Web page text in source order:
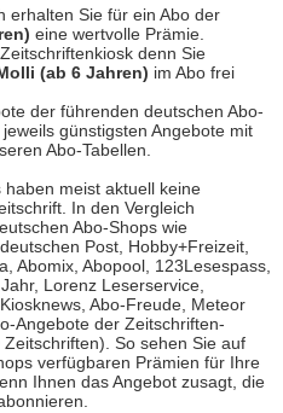
erhalten Sie für ein Abo der
eine wertvolle Prämie.
denn Sie
(ab 6 Jahren) im Abo frei
der führenden deutschen Abo-
günstigsten Angebote mit
Abo-Tabellen.
haben meist aktuell keine
In den Vergleich
Abo-Shops wie
Post, Hobby+Freizeit,
Abomix, Abopool, 123Lesespass,
Lorenz Leserservice,
Abo-Freude, Meteor
Angebote der Zeitschriften-
So sehen Sie auf
verfügbaren Prämien für Ihre
Ihnen das Angebot zusagt, die